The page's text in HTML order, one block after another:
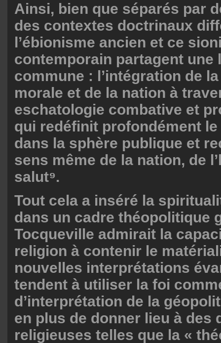
Ainsi, bien que séparés par
des contextes doctrinaux
l’ébionisme ancien et ce
contemporain partagent une
commune : l’intégration de
morale et de la nation à
eschatologie combative et
qui redéfinit profondément
dans la sphère publique et
sens même de la nation, de
salut⁹.
Tout cela a inséré la
dans un cadre théopolitique
Tocqueville admirait la
religion à contenir le
nouvelles interprétations
tendent à utiliser la foi
d’interprétation de la
en plus de donner lieu à des
religieuses telles que la «